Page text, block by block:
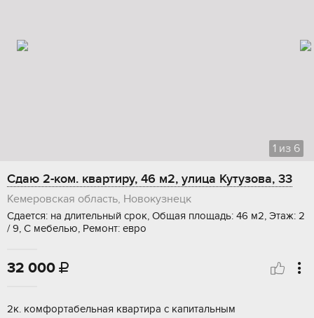
1 из 6
Сдаю 2-ком. квартиру, 46 м2, улица Кутузова, 33
Кемеровская область, Новокузнецк
Сдается: на длительный срок, Общая площадь: 46 м2, Этаж: 2
/ 9, С мебелью, Ремонт: евро
32 000 
2к. комфортабельная квартира с капитальным